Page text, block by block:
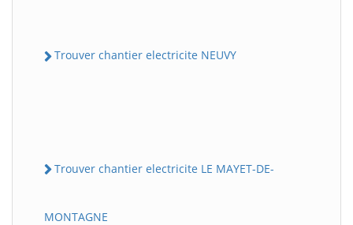
Trouver chantier electricite NEUVY
Trouver chantier electricite LE MAYET-DE-
MONTAGNE